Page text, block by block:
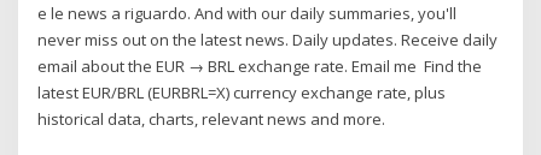
e le news a riguardo. And with our daily summaries, you'll
never miss out on the latest news. Daily updates. Receive daily
email about the EUR → BRL exchange rate. Email me Find the
latest EUR/BRL (EURBRL=X) currency exchange rate, plus
historical data, charts, relevant news and more.